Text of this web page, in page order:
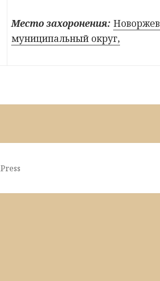
Место захоронения:
муниципальный округ,